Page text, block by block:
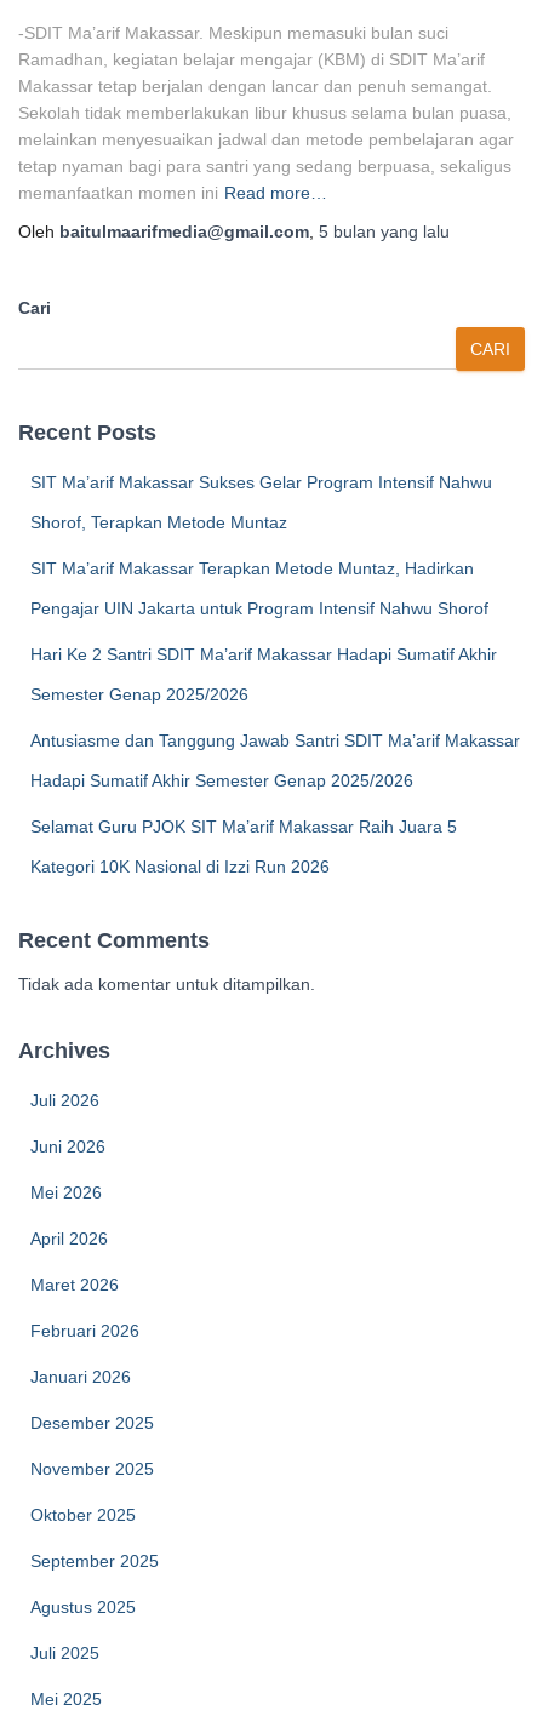
-SDIT Ma’arif Makassar. Meskipun memasuki bulan suci
Ramadhan, kegiatan belajar mengajar (KBM) di SDIT Ma’arif
Makassar tetap berjalan dengan lancar dan penuh semangat.
Sekolah tidak memberlakukan libur khusus selama bulan puasa,
melainkan menyesuaikan jadwal dan metode pembelajaran agar
tetap nyaman bagi para santri yang sedang berpuasa, sekaligus
memanfaatkan momen ini Read more…
Oleh baitulmaarifmedia@gmail.com 5 bulan yang lalu
Cari
CARI
Recent Posts
SIT Ma’arif Makassar Sukses Gelar Program Intensif Nahwu
Shorof, Terapkan Metode Muntaz
SIT Ma’arif Makassar Terapkan Metode Muntaz, Hadirkan
Pengajar UIN Jakarta untuk Program Intensif Nahwu Shorof
Hari Ke 2 Santri SDIT Ma’arif Makassar Hadapi Sumatif Akhir
Semester Genap 2025/2026
Antusiasme dan Tanggung Jawab Santri SDIT Ma’arif Makassar
Hadapi Sumatif Akhir Semester Genap 2025/2026
Selamat Guru PJOK SIT Ma’arif Makassar Raih Juara 5
Kategori 10K Nasional di Izzi Run 2026
Recent Comments
Tidak ada komentar untuk ditampilkan.
Archives
Juli 2026
Juni 2026
Mei 2026
April 2026
Maret 2026
Februari 2026
Januari 2026
Desember 2025
November 2025
Oktober 2025
September 2025
Agustus 2025
Juli 2025
Mei 2025